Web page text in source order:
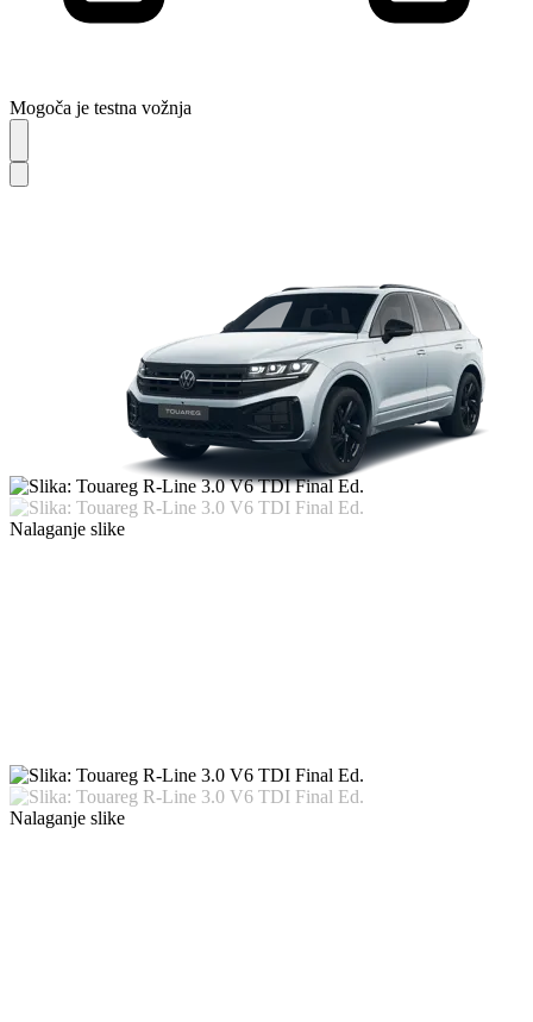
Mogoča je testna vožnja
Nalaganje slike
Nalaganje slike